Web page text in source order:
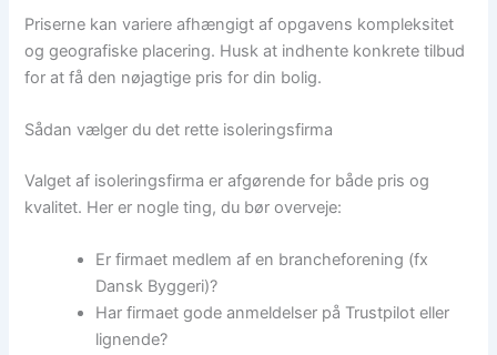
Priserne kan variere afhængigt af opgavens kompleksitet
og geografiske placering. Husk at indhente konkrete tilbud
for at få den nøjagtige pris for din bolig.
Sådan vælger du det rette isoleringsfirma
Valget af isoleringsfirma er afgørende for både pris og
kvalitet. Her er nogle ting, du bør overveje:
Er firmaet medlem af en brancheforening (fx
Dansk Byggeri)?
Har firmaet gode anmeldelser på Trustpilot eller
lignende?